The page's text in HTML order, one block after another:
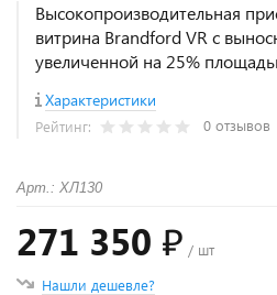
Высокопроизводительная
витрина Brandford VR с
увеличенной на 25%
Характеристики
Рейтинг: 0 отзывов
Арт.: ХЛ130
271 350 ₽ / шт
Нашли дешевле?